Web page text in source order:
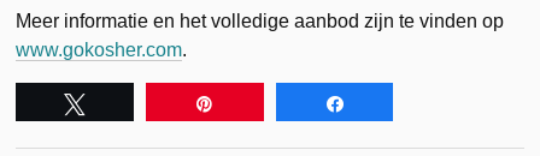
Meer informatie en het volledige aanbod zijn te vinden op
www.gokosher.com.